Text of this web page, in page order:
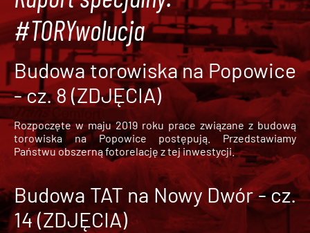
#TORYwolucja
Budowa torowiska na Popowice
- cz. 8 (ZDJĘCIA)
Rozpoczęte w maju 2019 roku prace związane z budową
torowiska na Popowice
postępują. Przedstawiamy
Państwu obszerną fotorelację z tej inwestycji.
Budowa TAT na Nowy Dwór - cz.
14 (ZDJĘCIA)